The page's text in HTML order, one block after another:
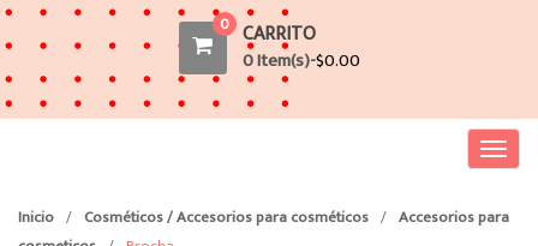
0 CARRITO
0 Item(s)-$0.00
T
g
Inicio / Cosméticos / Accesorios para cosméticos / Accesorios para